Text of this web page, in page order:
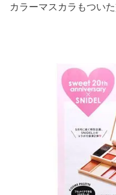
カラーマスカラもつい